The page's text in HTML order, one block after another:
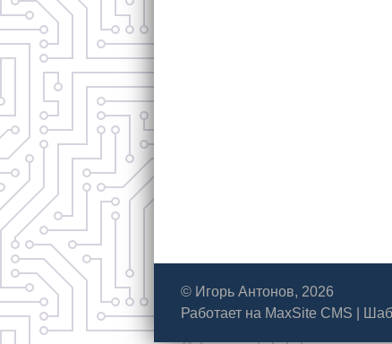
© Игорь Антонов, 2026
Работает на MaxSite CMS